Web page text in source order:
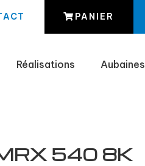
PANIER
Réalisations Aubaines
540 8K